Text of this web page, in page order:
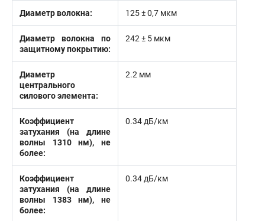
Диаметр волокна: 125 ± 0,7 мкм
Диаметр волокна по
защитному покрытию:
242 ± 5 мкм
Диаметр
центрального
силового элемента:
2.2 мм
Коэффициент
затухания (на длине
волны 1310 нм), не
более:
0.34 дБ/км
Коэффициент
затухания (на длине
волны 1383 нм), не
более:
0.34 дБ/км